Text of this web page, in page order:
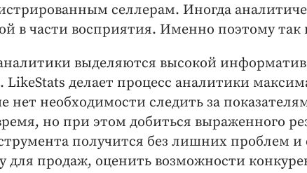
селлерам. Иногда
в части восприятия. Именно поэтому так
выделяются высокой
делает процесс аналитики
нет необходимости следить за
но при этом добиться выраженного
получится без лишних проблем
продаж, оценить возможности